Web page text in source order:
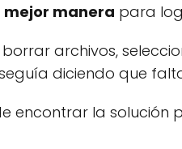
mejor manera para
archivos,
diciendo que
encontrar la solución